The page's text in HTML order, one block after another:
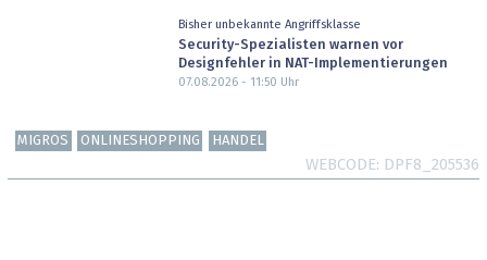
Bisher unbekannte Angriffsklasse
Security-Spezialisten warnen vor
Designfehler in NAT-Implementierungen
07.08.2026 - 11:50 Uhr
MIGROS ONLINESHOPPING HANDEL
WEBCODE DPF8_205536